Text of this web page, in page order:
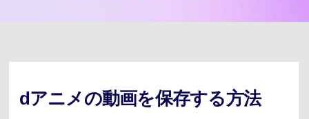
dアニメの動画を保存する方法